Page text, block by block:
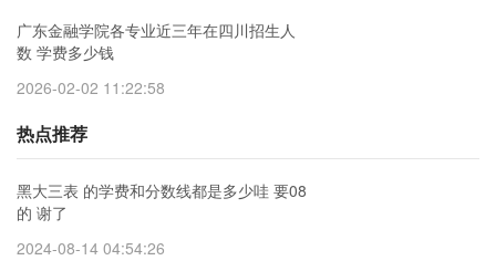
广东金融学院各专业近三年在四川招生人
数 学费多少钱
2026-02-02 11:22:58
热点推荐
黑大三表 的学费和分数线都是多少哇 要08
的 谢了
2024-08-14 04:54:26